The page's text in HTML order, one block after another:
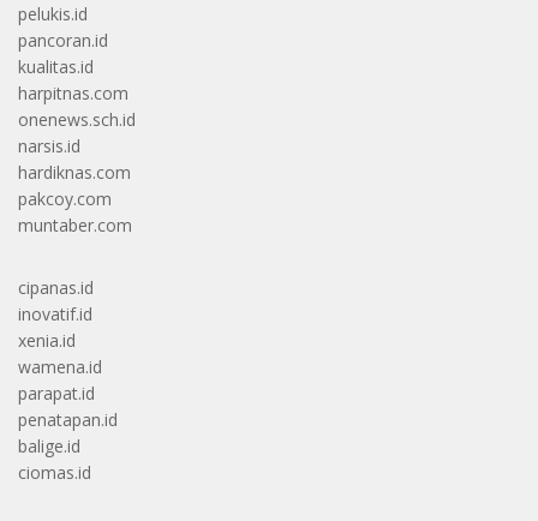
pelukis.id
pancoran.id
kualitas.id
harpitnas.com
onenews.sch.id
narsis.id
hardiknas.com
pakcoy.com
muntaber.com
cipanas.id
inovatif.id
xenia.id
wamena.id
parapat.id
penatapan.id
balige.id
ciomas.id